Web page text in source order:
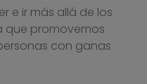
e ir más allá de los
que promovemos
con ganas